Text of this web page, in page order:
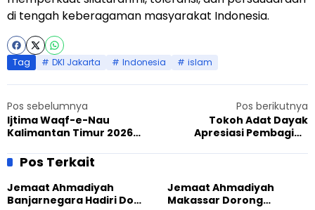
di tengah keberagaman masyarakat Indonesia.
Tag DKI Jakarta Indonesia islam
Pos sebelumnya
Ijtima Waqf-e-Nau
Kalimantan Timur 2026
dan Parenting
Pos berikutnya
Tokoh Adat Dayak
Apresiasi Pembagian
Ahmadiyah Sintang
Pos Terkait
Jemaat Ahmadiyah
Banjarnegara Hadiri Doa
Jemaat Ahmadiyah
Makassar Dorong